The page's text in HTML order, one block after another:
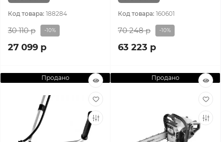
Код товара: 188284
30 110 р -10%
27 099 р
Код товара: 160601
70 248 р -10%
63 223 р
Продано Продано